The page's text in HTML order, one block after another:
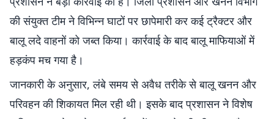
की संयुक्त टीम ने विभिन्न घाटों पर छापेमारी कर कई ट्रैक्टर और
बालू लदे वाहनों को जब्त किया। कार्रवाई के बाद बालू माफियाओं में
हड़कंप मच गया है।
जानकारी के अनुसार, लंबे समय से अवैध तरीके से बालू खनन और
परिवहन की शिकायत मिल रही थी। इसके बाद प्रशासन ने विशेष